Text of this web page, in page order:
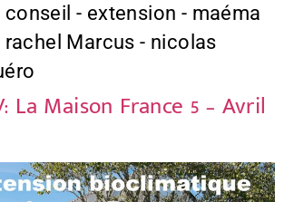
- extension - maéma
Marcus - nicolas
La Maison France 5 – Avril